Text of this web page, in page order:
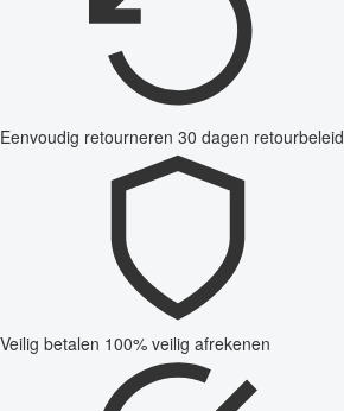
Eenvoudig retourneren 30 dagen retourbeleid
Veilig betalen 100% veilig afrekenen